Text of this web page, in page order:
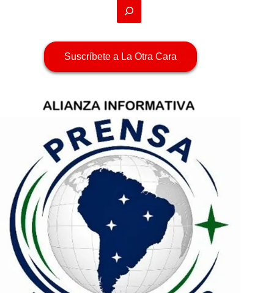
Suscríbete a La Otra Cara